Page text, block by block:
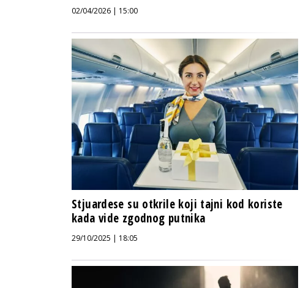
02/04/2026 | 15:00
Stjuardese su otkrile koji tajni kod koriste
kada vide zgodnog putnika
29/10/2025 | 18:05